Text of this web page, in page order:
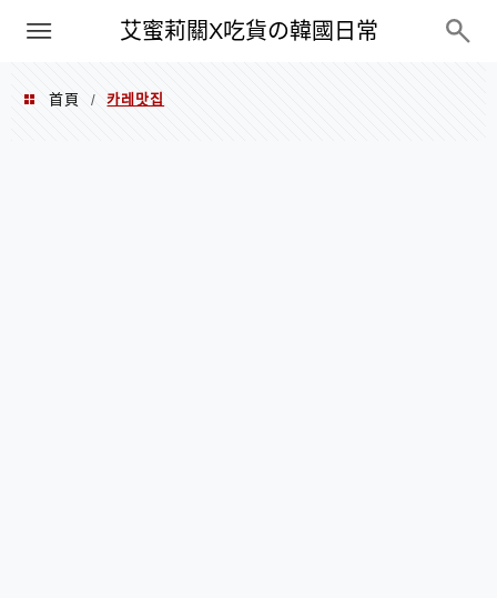
艾蜜莉關X吃貨の韓國日常
PXN
首頁 / 카레맛집